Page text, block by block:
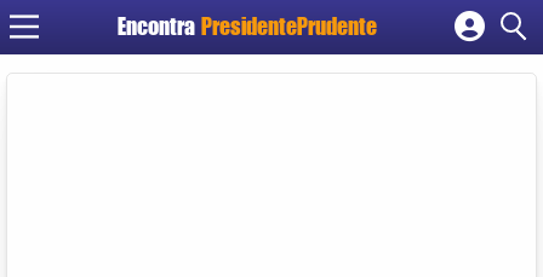
Encontra PresidentePrudente
Cadastrar empresa